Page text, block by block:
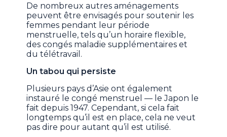
De nombreux autres aménagements
peuvent être envisagés pour soutenir les
femmes pendant leur période
menstruelle, tels qu’un horaire flexible,
des congés maladie supplémentaires et
du télétravail.
Un tabou qui persiste
Plusieurs pays d’Asie ont également
instauré le congé menstruel — le Japon le
fait depuis 1947. Cependant, si cela fait
longtemps qu’il est en place, cela ne veut
pas dire pour autant qu’il est utilisé.